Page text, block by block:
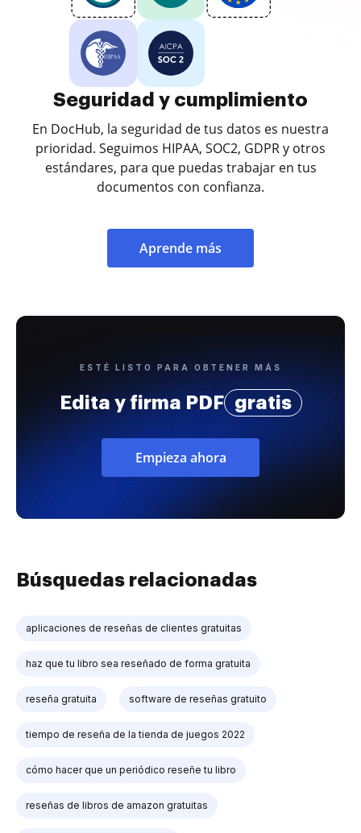
Seguridad y cumplimiento
En DocHub, la seguridad de tus datos es nuestra
prioridad. Seguimos HIPAA, SOC2, GDPR y otros
estándares, para que puedas trabajar en tus
documentos con confianza.
Aprende más
ESTÉ LISTO PARA OBTENER MÁS
Edita y firma PDF gratis
Empieza ahora
Búsquedas relacionadas
aplicaciones de reseñas de clientes gratuitas
haz que tu libro sea reseñado de forma gratuita
reseña gratuita software de reseñas gratuito
tiempo de reseña de la tienda de juegos 2022
cómo hacer que un periódico reseñe tu libro
reseñas de libros de amazon gratuitas